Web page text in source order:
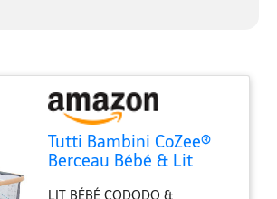
Tutti Bambini CoZee®
Berceau Bébé & Lit
LIT BÉBÉ CODODO &